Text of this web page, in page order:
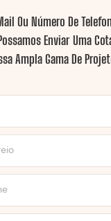
Ou Número De
Enviar Uma
Ampla Gama De